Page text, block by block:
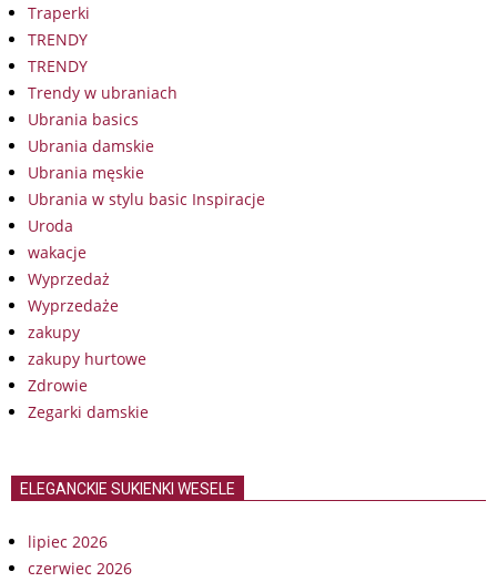
Traperki
TRENDY
TRENDY
Trendy w ubraniach
Ubrania basics
Ubrania damskie
Ubrania męskie
Ubrania w stylu basic Inspiracje
Uroda
wakacje
Wyprzedaż
Wyprzedaże
zakupy
zakupy hurtowe
Zdrowie
Zegarki damskie
ELEGANCKIE SUKIENKI WESELE
lipiec 2026
czerwiec 2026